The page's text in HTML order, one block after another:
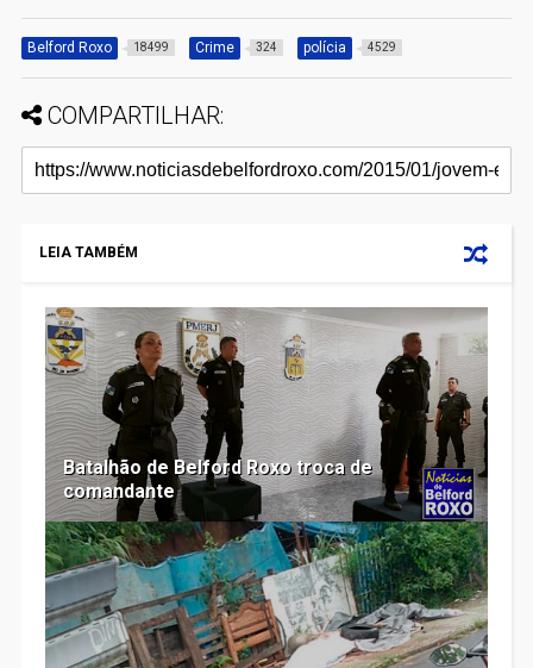
Belford Roxo 18499 Crime 324 polícia 4529
COMPARTILHAR:
LEIA TAMBÉM
Batalhão de Belford Roxo troca de
comandante